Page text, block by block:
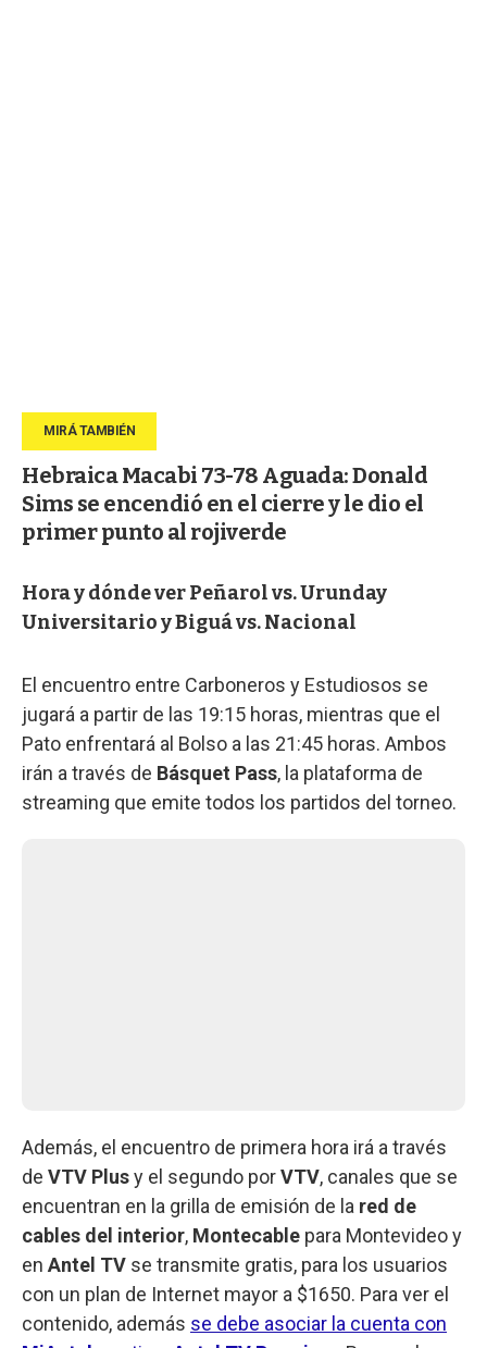
Hebraica Macabi 73-78 Aguada: Donald
Sims se encendió en el cierre y le dio el
primer punto al rojiverde
Hora y dónde ver Peñarol vs. Urunday
Universitario y Biguá vs. Nacional
El encuentro entre Carboneros y Estudiosos se
jugará a partir de las 19:15 horas, mientras que el
Pato enfrentará al Bolso a las 21:45 horas. Ambos
irán a través de Básquet Pass, la plataforma de
streaming que emite todos los partidos del torneo.
Además, el encuentro de primera hora irá a través
de VTV Plusy el segundo porVTV, canales que se
encuentran en la grilla de emisión de la red de
cables del interior, Montecable para Montevideo y
en Antel TV se transmite gratis, para los usuarios
con un plan de Internet mayor a $1650. Para ver el
contenido, además se debe asociar la cuenta con